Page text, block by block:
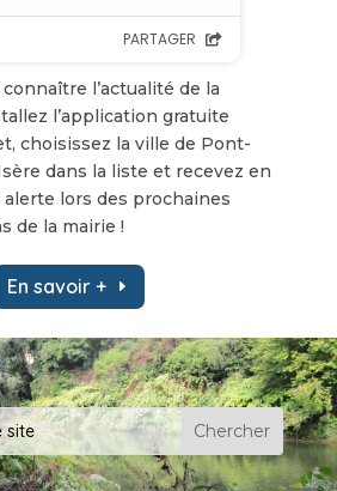
l’actualité de la
l’application gratuite
choisissez la ville de Pont-
dans la liste et recevez en
lors des prochaines
de la mairie !
En savoir +